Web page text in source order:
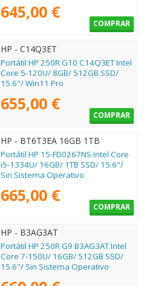
645,00 €
COMPRAR
HP - C14Q3ET
Portátil HP 250R G10 C14Q3ET Intel
Core 5-120U/ 8GB/ 512GB SSD/
15.6"/ Win11 Pro
655,00 €
COMPRAR
HP - BT6T3EA 16GB 1TB
Portátil HP 15-FD0267NS Intel Core
i5-1334U/ 16GB/ 1TB SSD/ 15.6"/
Sin Sistema Operativo
665,00 €
COMPRAR
HP - B3AG3AT
Portátil HP 250R G9 B3AG3AT Intel
Core 7-150U/ 16GB/ 512GB SSD/
15.6"/ Sin Sistema Operativo